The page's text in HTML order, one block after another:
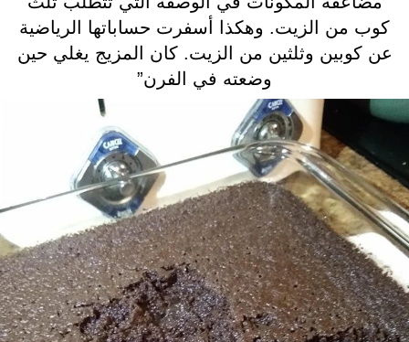
كوب من الزيت. وهكذا أسفرت حساباتها الرياضية
عن كوبين وثلثين من الزيت. كان المزيج يغلي حين
وضعته في الفرن”